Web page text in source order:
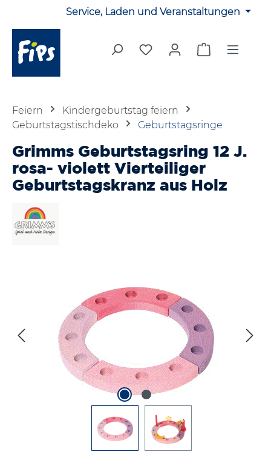
Zum Hauptinhalt springenService, Laden und Veranstaltungen
Du hast 0 Produkte auf
Warenkorb
Feiern
Kindergeburtstag feiern
Geburtstagstischdeko
Geburtstagsringe
Grimms Geburtstagsring 12 J.
rosa- violett Vierteiliger
Geburtstagskranz aus Holz